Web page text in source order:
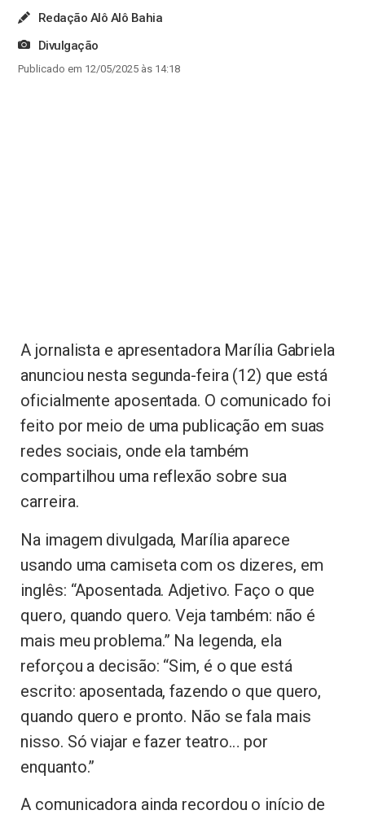
Redação Alô Alô Bahia
Divulgação
Publicado em 12/05/2025 às 14:18
A jornalista e apresentadora Marília Gabriela
anunciou nesta segunda-feira (12) que está
oficialmente aposentada. O comunicado foi
feito por meio de uma publicação em suas
redes sociais, onde ela também
compartilhou uma reflexão sobre sua
carreira.
Na imagem divulgada, Marília aparece
usando uma camiseta com os dizeres, em
inglês: “Aposentada. Adjetivo. Faço o que
quero, quando quero. Veja também: não é
mais meu problema.” Na legenda, ela
reforçou a decisão: “Sim, é o que está
escrito: aposentada, fazendo o que quero,
quando quero e pronto. Não se fala mais
nisso. Só viajar e fazer teatro… por
enquanto.”
A comunicadora ainda recordou o início de